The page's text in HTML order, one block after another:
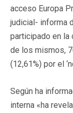
acceso Europa
judicial- informa
participado en la
de los mismos,
(12,61%) por el
Según ha
interna «ha